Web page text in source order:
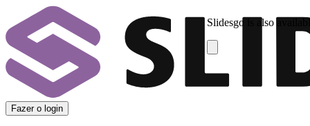
Slidesgo is also
Fazer o login